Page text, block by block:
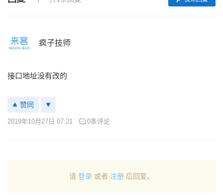
疯子技师
接口地址没有改的
赞同
2019年10月27日 07:21 0条评论
请 登录 或者 注册 后回复。